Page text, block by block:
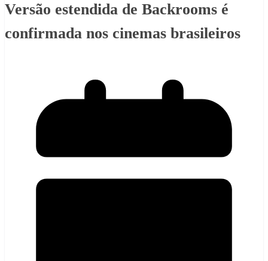
Versão estendida de Backrooms é
confirmada nos cinemas brasileiros